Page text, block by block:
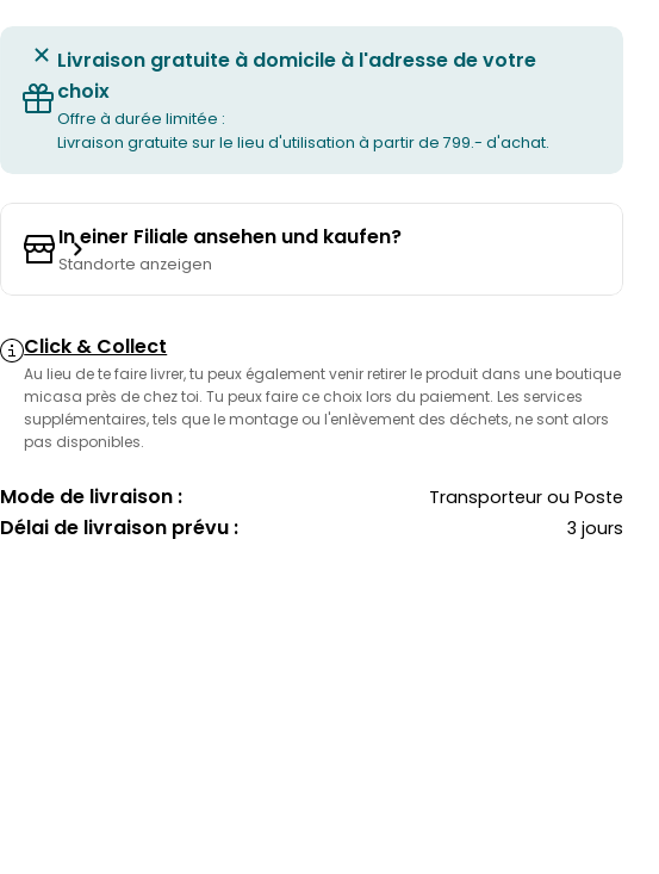
Livraison gratuite à domicile à l'adresse de votre
choix
Offre à durée limitée :
Livraison gratuite sur le lieu d'utilisation à partir de 799.- d'achat.
In einer Filiale ansehen und kaufen?
Standorte anzeigen
Click & Collect
Au lieu de te faire livrer, tu peux également venir retirer le produit dans une boutique
micasa près de chez toi. Tu peux faire ce choix lors du paiement. Les services
supplémentaires, tels que le montage ou l'enlèvement des déchets, ne sont alors
pas disponibles.
Mode de livraison : Transporteur ou Poste
Délai de livraison prévu : 3 jours